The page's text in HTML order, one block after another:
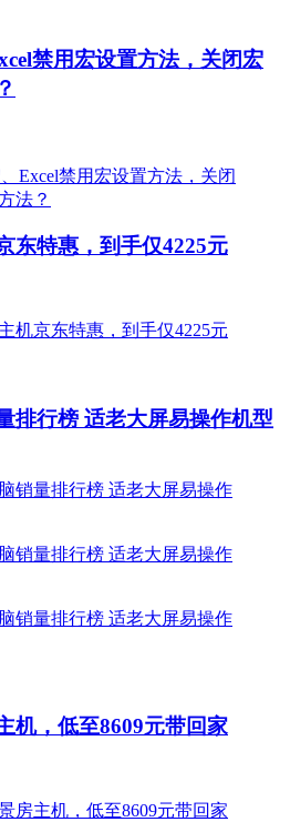
禁用宏设置方法，关闭宏
东特惠，到手仅4225元
排行榜 适老大屏易操作机型
机，低至8609元带回家